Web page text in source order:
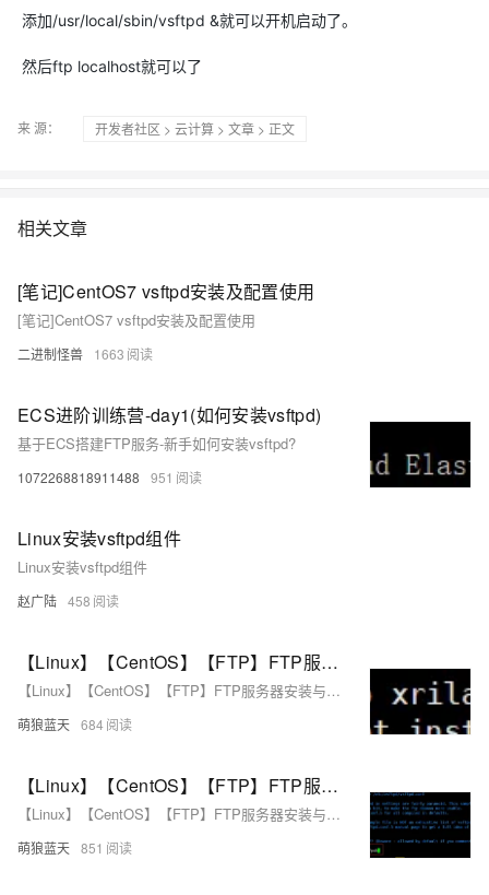
添加/usr/local/sbin/vsftpd &就可以开机启动了。
然后ftp localhost就可以了
来 源： 开发者社区 > 云计算 > 文章 > 正文
相关文章
[笔记]CentOS7 vsftpd安装及配置使用
[笔记]CentOS7 vsftpd安装及配置使用
二进制怪兽 1663
ECS进阶训练营-day1(如何安装vsftpd)
基于ECS搭建FTP服务-新手如何安装vsftpd?
1072268818911488 951
Linux安装vsftpd组件
Linux安装vsftpd组件
赵广陆 458
【Linux】【CentOS】【FTP】FTP服务器安装与配置1（vsftpd、lftp）
【Linux】【CentOS】【FTP】FTP服务器安装与配置（vsftpd、lftp）
萌狼蓝天 684
【Linux】【CentOS】【FTP】FTP服务器安装与配置2（vsftpd、lftp）
【Linux】【CentOS】【FTP】FTP服务器安装与配置（vsftpd、lftp）
萌狼蓝天 851